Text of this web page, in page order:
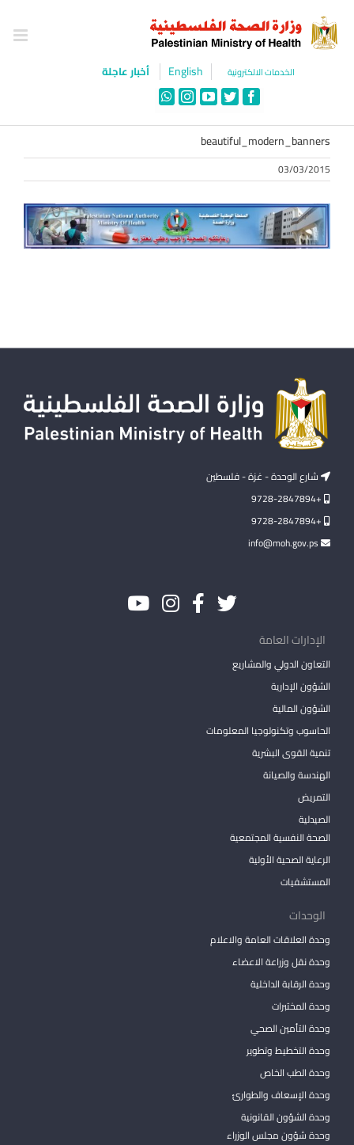
content
الخدمات الالكترونية English أخبار عاجلة
Facebook
Twitter
YouTube
Instagram
WhatsApp
beautiful_modern_banners
03/03/2015
شارع الوحدة - غزة - فلسطين
+9728-2847894
+9728-2847894
الإدارات العامة
التعاون الدولي والمشاريع
الشؤون الإدارية
الشؤون المالية
الحاسوب وتكنولوجيا المعلومات
تنمية القوى البشرية
الهندسة والصيانة
التمريض
الصيدلية
الصحة النفسية المجتمعية
الرعاية الصحية الأولية
المستشفيات
الوحدات
وحدة العلاقات العامة والاعلام
وحدة نقل وزراعة الاعضاء
وحدة الرقابة الداخلية
وحدة المختبرات
وحدة التأمين الصحي
وحدة التخطيط وتطوير
وحدة الطب الخاص
وحدة الإسعاف والطوارئ
وحدة الشؤون القانونية
وحدة شؤون مجلس الوزراء